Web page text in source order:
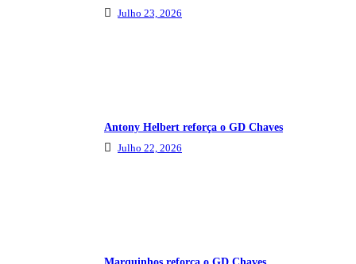
Julho 23, 2026
Antony Helbert reforça o GD Chaves
Julho 22, 2026